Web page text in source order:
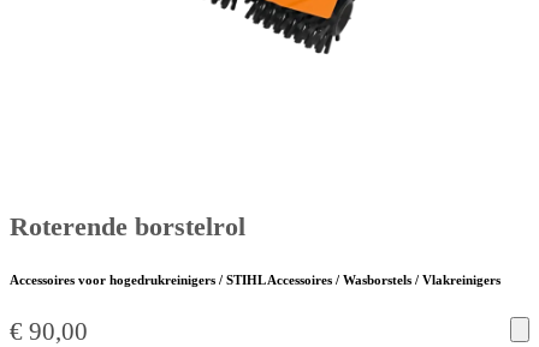
Roterende borstelrol
Accessoires voor hogedrukreinigers / STIHL Accessoires / Wasborstels / Vlakreinigers
€ 90,00